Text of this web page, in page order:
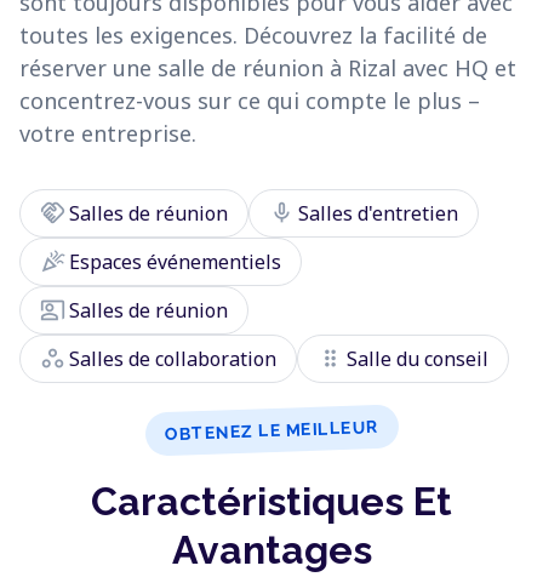
toutes les exigences. Découvrez la facilité de
réserver une salle de réunion à Rizal avec HQ et
concentrez-vous sur ce qui compte le plus –
votre entreprise.
handshakeSalles de réunion mic Salles d'entretien
celebrationEspaces événementiels
co_presentSalles de réunion
workspaces Salles de collaboration drag_indicator Salle du conseil
OBTENEZ LE MEILLEUR
Caractéristiques Et
Avantages